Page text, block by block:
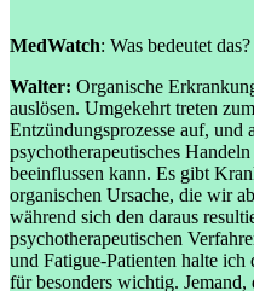
MedWatch: Was bedeutet das?
Walter: Organische
auslösen. Umgekehrt treten
Entzündungsprozesse auf, und
psychotherapeutisches
beeinflussen kann. Es gibt
organischen Ursache, die wir
während sich den daraus
psychotherapeutischen
und Fatigue-Patienten halte
für besonders wichtig. Jemand,